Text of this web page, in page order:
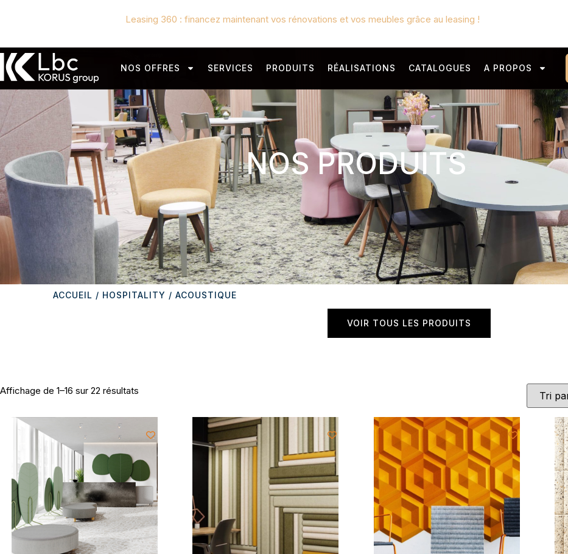
Leasing 360 : financez maintenant vos rénovations et vos meubles grâce au leasing !
NOS OFFRES SERVICES PRODUITS RÉALISATIONS CATALOGUES A PROPOS
NOS PRODUITS
ACCUEIL / HOSPITALITY / ACOUSTIQUE
VOIR TOUS LES PRODUITS
Affichage de 1–16 sur 22 résultats